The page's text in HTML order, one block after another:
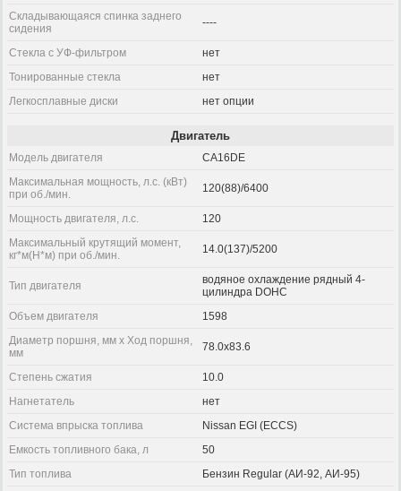
Складывающаяся спинка заднего
сидения
----
Стекла с УФ-фильтром
нет
Тонированные стекла
нет
Легкосплавные диски
нет опции
Двигатель
Модель двигателя
CA16DE
Максимальная мощность, л.с. (кВт)
при об./мин.
120(88)/6400
Мощность двигателя, л.с.
120
Максимальный крутящий момент,
кг*м(Н*м) при об./мин.
14.0(137)/5200
Тип двигателя
водяное охлаждение рядный 4-
цилиндра DOHC
Объем двигателя
1598
Диаметр поршня, мм x Ход поршня,
мм
78.0x83.6
Степень сжатия
10.0
Нагнетатель
нет
Система впрыска топлива
Nissan EGI (ECCS)
Емкость топливного бака, л
50
Тип топлива
Бензин Regular (АИ-92, АИ-95)